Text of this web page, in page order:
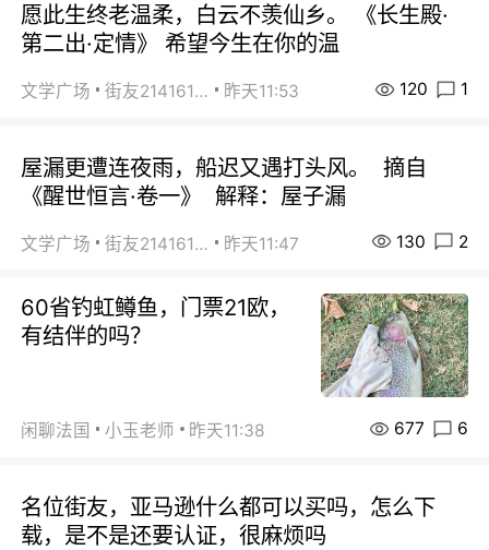
愿此生终老温柔，白云不羡仙乡。 《长生殿·
第二出·定情》 希望今生在你的温
文学广场 街友21416156 昨天11:53 120 1
屋漏更遭连夜雨，船迟又遇打头风。 摘自
《醒世恒言·卷一》 解释：屋子漏
文学广场 街友21416156 昨天11:47 130 2
60省钓虹鳟鱼，门票21欧，
有结伴的吗？
闲聊法国 小玉老师 昨天11:38 677 6
名位街友，亚马逊什么都可以买吗，怎么下
载，是不是还要认证，很麻烦吗